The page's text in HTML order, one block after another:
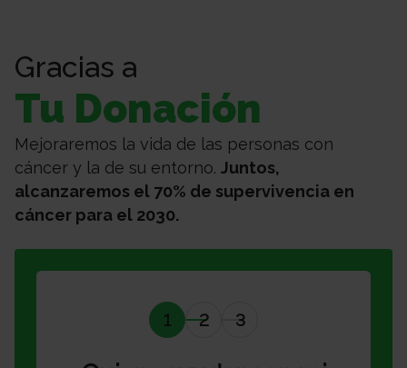
Gracias a
Tu Donación
Mejoraremos la vida de las personas con
cáncer y la de su entorno. Juntos,
alcanzaremos el 70% de supervivencia en
cáncer para el 2030.